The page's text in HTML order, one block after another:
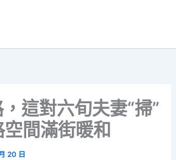
這對六旬夫妻“掃”
間滿街暖和
20 日